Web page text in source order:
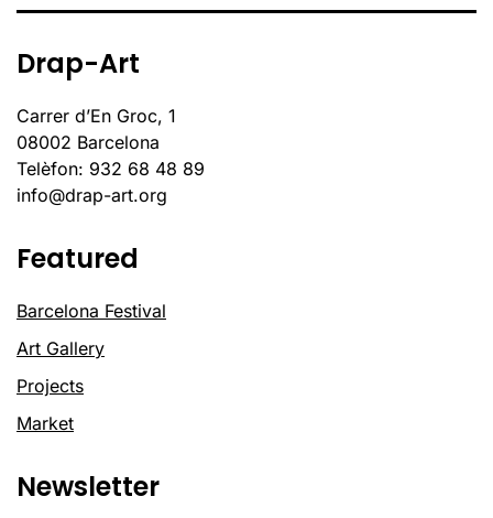
Drap-Art
Carrer d’En Groc, 1
08002 Barcelona
Telèfon: 932 68 48 89
info@drap-art.org
Featured
Barcelona Festival
Art Gallery
Projects
Market
Newsletter